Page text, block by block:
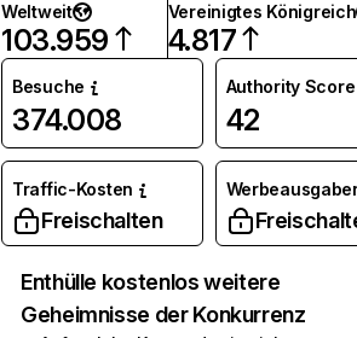
Weltweit
103.959
Vereinigtes Königreich
4.817
Besuche
374.008
Authority Score
42
Traffic-Kosten
Freischalten
Enthülle kostenlos weitere
Geheimnisse der Konkurrenz